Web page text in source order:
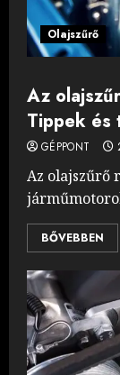
Olajszűrő
Az
Tippek és
GÉPPONT
Az olajszűrő
BŐVEBBEN